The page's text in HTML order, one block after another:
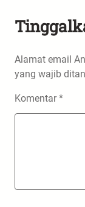
Alamat email
yang wajib
Komentar*